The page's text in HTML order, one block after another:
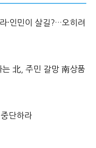
·인민이 살길?…오히려
는 北, 주민 갈망 南상품
단하라